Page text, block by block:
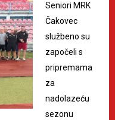
Seniori MRK
Čakovec
službeno su
započeli s
pripremama
za
nadolazeću
sezonu